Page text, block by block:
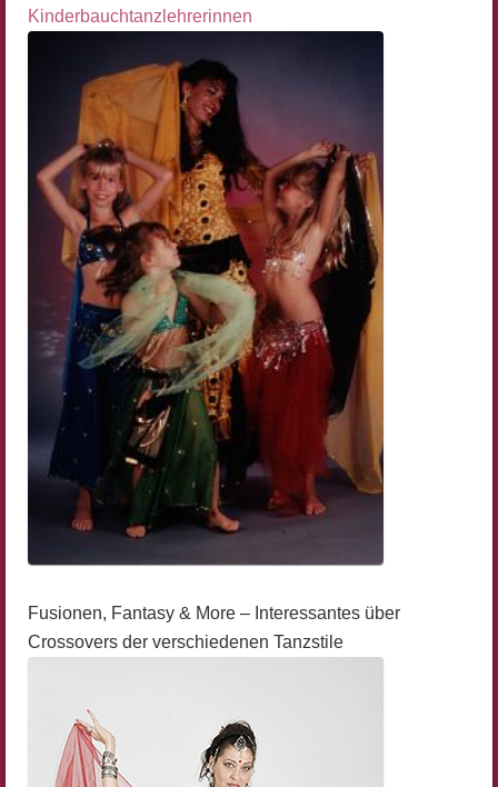
Kinderbauchtanzlehrerinnen
Fusionen, Fantasy & More – Interessantes über
Crossovers der verschiedenen Tanzstile